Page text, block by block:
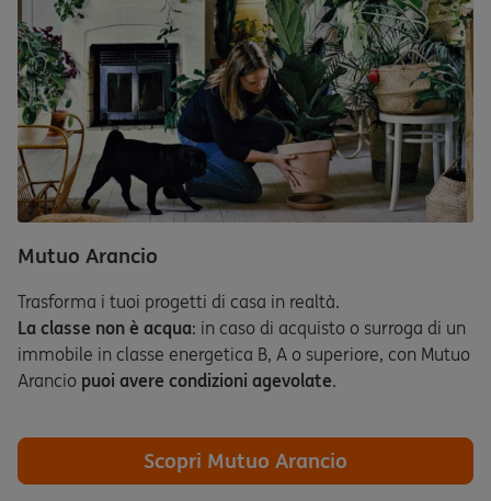
Mutuo Arancio
Trasforma i tuoi progetti di casa in realtà.
La classe non è acqua: in caso di acquisto o surroga di un
immobile in classe energetica B, A o superiore, con Mutuo
Arancio puoi avere condizioni agevolate.
Scopri Mutuo Arancio